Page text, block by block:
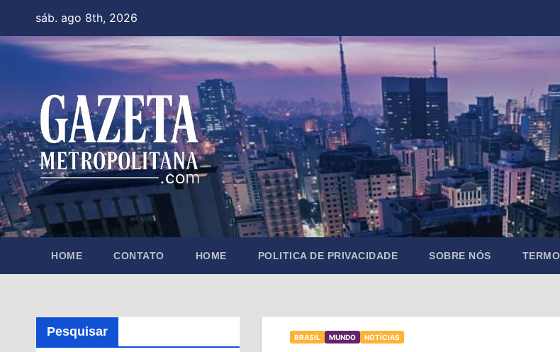
content
sáb. ago 8th, 2026
HOME CONTATO HOME POLITICA DE PRIVACIDADE SOBRE NÓS
Pesquisar BRASIL MUNDO NOTÍCIAS